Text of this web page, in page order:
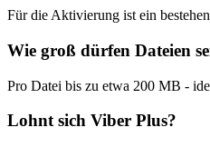
Für die Aktivierung ist ein
Wie groß dürfen Dateien
Pro Datei bis zu etwa 200 MB -
Lohnt sich Viber Plus?